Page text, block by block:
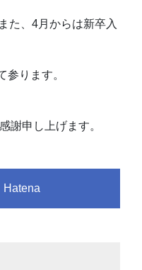
た、4月からは新卒入
ります。
謝申し上げます。
Hatena